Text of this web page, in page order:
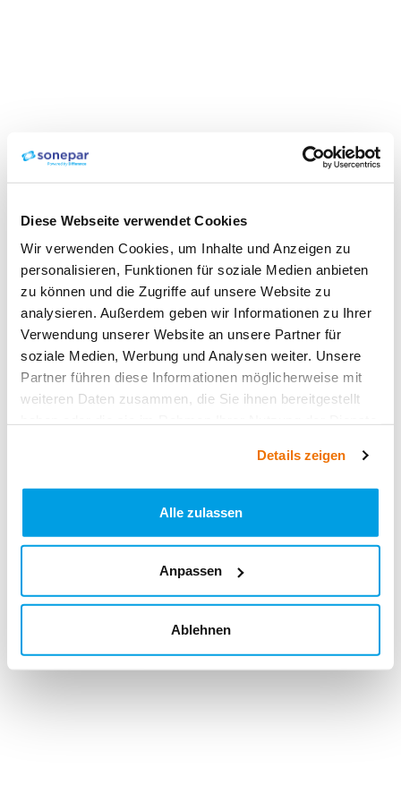
Diese Webseite verwendet Cookies
Wir verwenden Cookies, um Inhalte und Anzeigen zu
personalisieren, Funktionen für soziale Medien anbieten
zu können und die Zugriffe auf unsere Website zu
analysieren. Außerdem geben wir Informationen zu Ihrer
Verwendung unserer Website an unsere Partner für
soziale Medien, Werbung und Analysen weiter. Unsere
Partner führen diese Informationen möglicherweise mit
weiteren Daten zusammen, die Sie ihnen bereitgestellt
Details zeigen
Alle zulassen
Anpassen
Ablehnen